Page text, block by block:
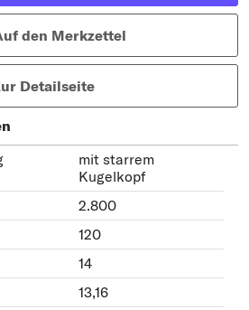
den Merkzettel
Detailseite
mit starrem
Kugelkopf
2.800
120
14
13,16